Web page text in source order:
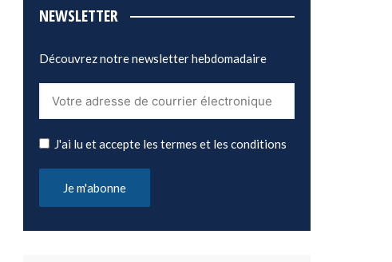
NEWSLETTER
Découvrez notre newsletter hebdomadaire
J'ai lu et accepte les termes et les conditions